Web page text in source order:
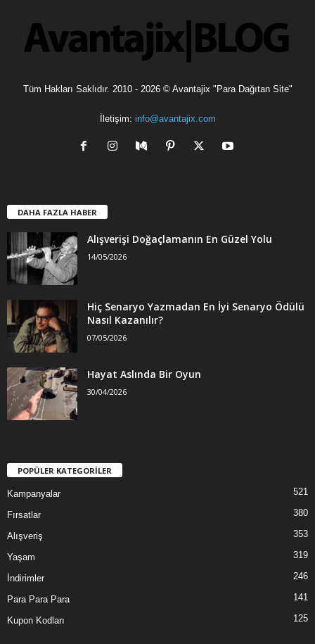
Tüm Hakları Saklıdır. 2010 - 2026 © Avantajix "Para Dağıtan Site"
İletişim: info@avantajix.com
DAHA FAZLA HABER
Alışverişi Doğaçlamanın En Güzel Yolu
14/05/2026
Hiç Senaryo Yazmadan En İyi Senaryo Ödülü
Nasıl Kazanılır?
07/05/2026
Hayat Aslında Bir Oyun
30/04/2026
POPÜLER KATEGORİLER
Kampanyalar 521
Fırsatlar 380
Alışveriş 353
Yaşam 319
İndirimler 246
Para Para Para 141
Kupon Kodları 125